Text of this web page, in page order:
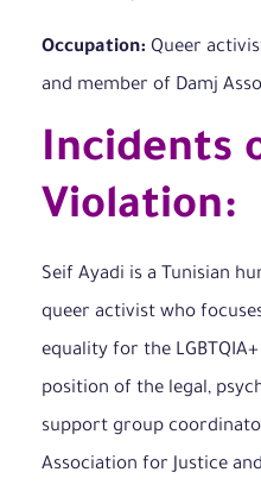
Occupation: Queer
and member of Damj
Incidents
Violation:
Seif Ayadi is a Tunisian
queer activist who
equality for the
position of the legal,
support group
Association for Justice